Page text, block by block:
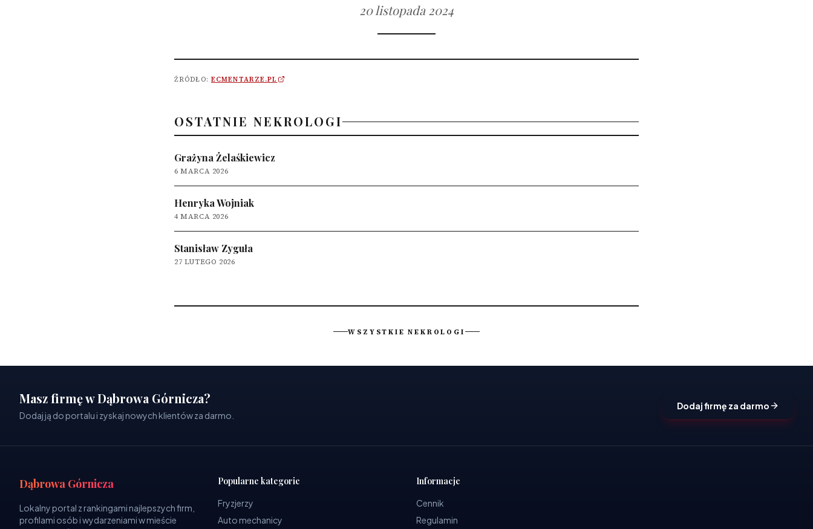
20 listopada 2024
ŹRÓDŁO: ECMENTARZE.PL
OSTATNIE NEKROLOGI
Grażyna Żelaśkiewicz
6 MARCA 2026
Henryka Wojniak
4 MARCA 2026
Stanisław Zyguła
27 LUTEGO 2026
WSZYSTKIE NEKROLOGI
Masz firmę w Dąbrowa Górnicza?
Dodaj ją do portalu i zyskaj nowych klientów za darmo.
Dodaj firmę za darmo
Dąbrowa Górnicza
Lokalny portal z rankingami najlepszych firm,
profilami osób i wydarzeniami w mieście
Popularne kategorie
Fryzjerzy
Auto mechanicy
Informacje
Cennik
Regulamin